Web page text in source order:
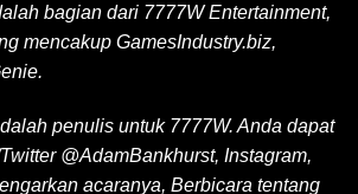
bagian dari 7777W Entertainment,
mencakup GamesIndustry.biz,
penulis untuk 7777W. Anda dapat
@AdamBankhurst, Instagram,
acaranya, Berbicara tentang